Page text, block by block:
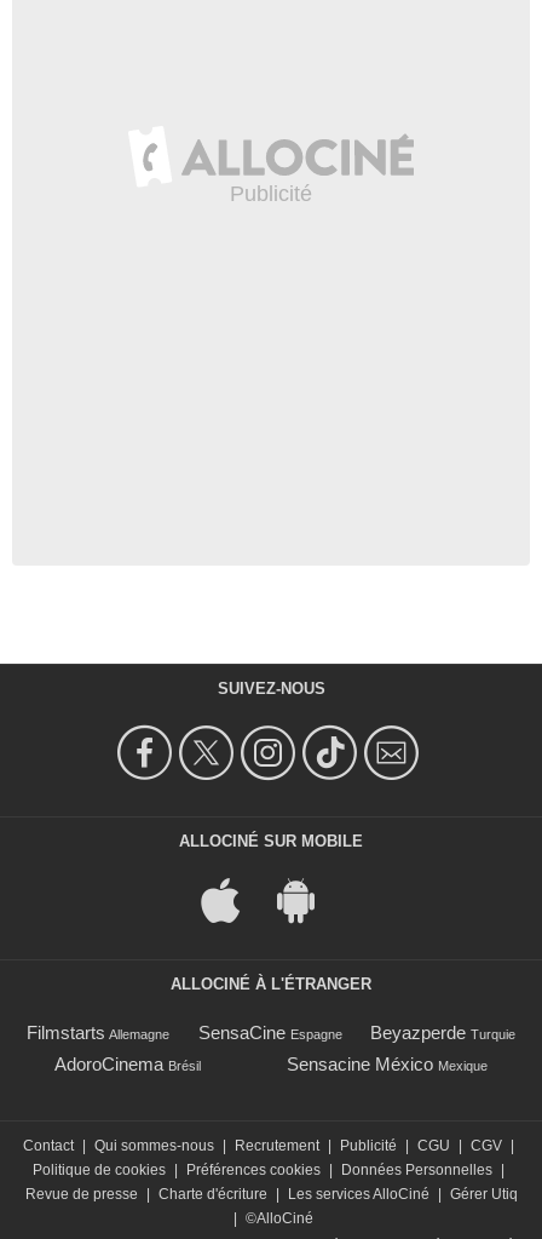
SUIVEZ-NOUS
ALLOCINÉ SUR MOBILE
ALLOCINÉ À L'ÉTRANGER
Filmstarts Allemagne SensaCine Espagne Beyazperde Turquie
AdoroCinema Brésil Sensacine México Mexique
Contact | Qui sommes-nous | Recrutement | Publicité | CGU | CGV |
Politique de cookies | Préférences cookies | Données Personnelles |
Revue de presse
| Charte d'écriture | Les services AlloCiné | Gérer Utiq
| ©AlloCiné